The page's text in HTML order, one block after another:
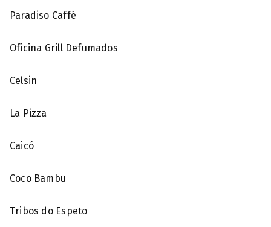
Paradiso Caffé
Oficina Grill Defumados
Celsin
La Pizza
Caicó
Coco Bambu
Tribos do Espeto